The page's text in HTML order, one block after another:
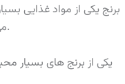
برنج یکی از مواد غذایی
می تواند بر کیفیت این محصول تاثیر گذار باشد که مهمترین آن ها زمان و محل کشت برنج است.
یکی از برنج های بسیار